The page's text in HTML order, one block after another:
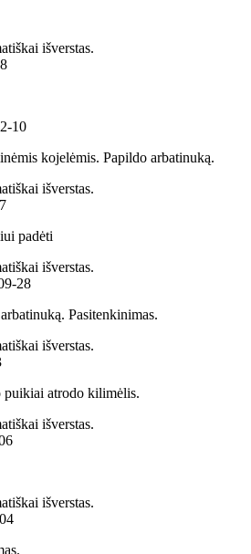
išverstas.
kojelėmis. Papildo arbatinuką.
išverstas.
padėti
išverstas.
Pasitenkinimas.
išverstas.
puikiai atrodo kilimėlis.
išverstas.
išverstas.